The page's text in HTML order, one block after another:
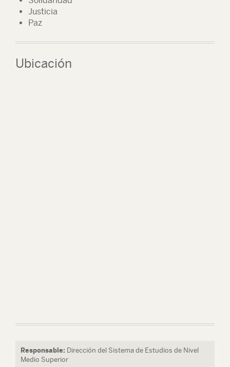
Justicia
Paz
Ubicación
Responsable: Dirección del Sistema de Estudios de Nivel
Medio Superior